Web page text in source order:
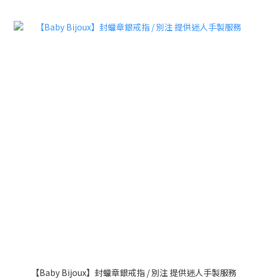
【Baby Bijoux】封蠟章銀戒指 / 別注 提供迷人手製服務